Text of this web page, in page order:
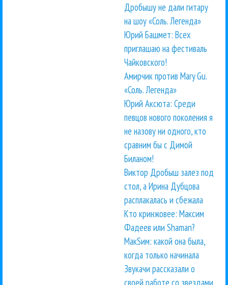
Дробышу не дали гитару
на шоу «Соль. Легенда»
Юрий Башмет: Всех
приглашаю на фестиваль
Чайковского!
Амирчик против Mary Gu.
«Соль. Легенда»
Юрий Аксюта: Среди
певцов нового поколения я
не назову ни одного, кто
сравним бы с Димой
Биланом!
Виктор Дробыш залез под
стол, а Ирина Дубцова
расплакалась и сбежала
Кто кринжовее: Максим
Фадеев или Shaman?
МакSим: какой она была,
когда только начинала
Звукачи рассказали о
своей работе со звездами